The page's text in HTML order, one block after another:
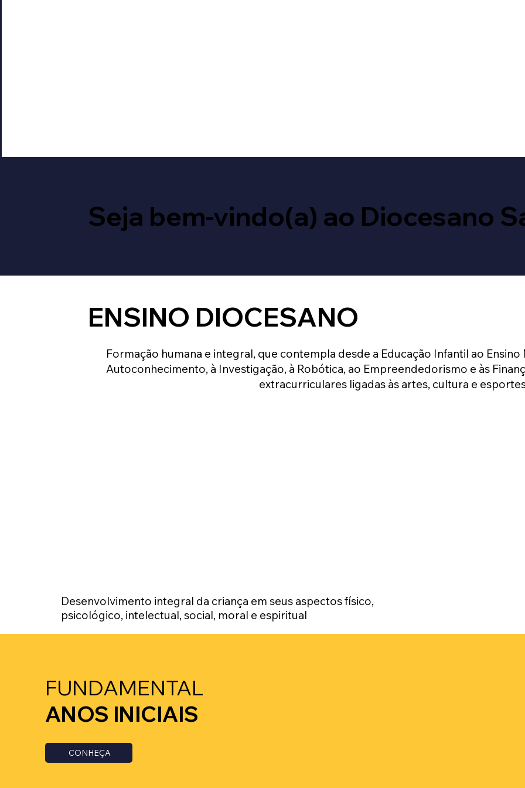
Seja bem-vindo(a) ao Diocesano
ENSINO DIOCESANO
Formação humana e integral, que contempla desde a Educação Infantil ao
Autoconhecimento, à Investigação, à Robótica, ao Empreendedorismo e às
extracurriculares ligadas às artes, cultura e
Desenvolvimento integral da criança em seus aspectos físico,
psicológico, intelectual, social, moral e espiritual
FUNDAMENTAL
ANOS INICIAIS
CONHEÇA